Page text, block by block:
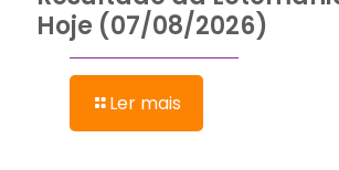
Hoje (07/08/2026)
Ler mais